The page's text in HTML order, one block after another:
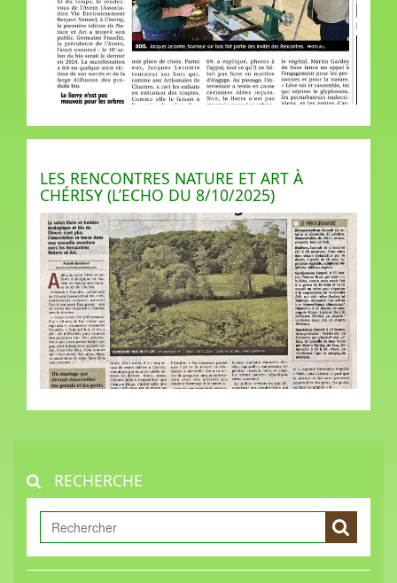
LES RENCONTRES NATURE ET ART À
CHÉRISY (L’ECHO DU 8/10/2025)
RECHERCHE